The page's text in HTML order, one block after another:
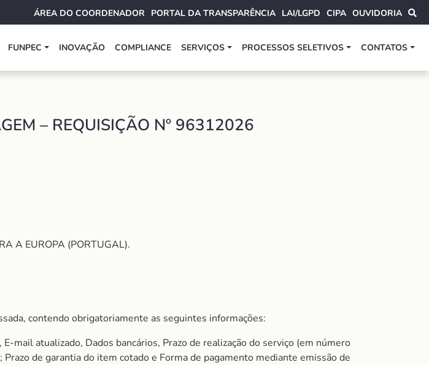
ÁREA DO COORDENADOR PORTAL DA TRANSPARÊNCIA LAI/LGPD CIPA OUVIDORIA
FUNPEC INOVAÇÃO COMPLIANCE SERVIÇOS PROCESSOS SELETIVOS CONTATOS
– REQUISIÇÃO Nº 96312026
A EUROPA (PORTUGAL).
contendo obrigatoriamente as seguintes informações:
mail atualizado, Dados bancários, Prazo de realização do serviço (em número
de garantia do item cotado e Forma de pagamento mediante emissão de